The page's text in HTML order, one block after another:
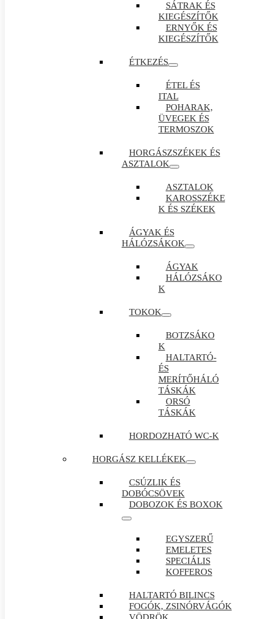
SÁTRAK ÉS
KIEGÉSZÍTŐK
ERNYŐK ÉS
KIEGÉSZÍTŐK
ÉTKEZÉS
ÉTEL ÉS
ITAL
POHARAK,
ÜVEGEK ÉS
TERMOSZOK
HORGÁSZSZÉKEK ÉS
ASZTALOK
ASZTALOK
KAROSSZÉKE
K ÉS SZÉKEK
ÁGYAK ÉS
HÁLÓZSÁKOK
ÁGYAK
HÁLÓZSÁKO
K
TOKOK
BOTZSÁKO
K
HALTARTÓ-
ÉS
MERÍTŐHÁLÓ
TÁSKÁK
ORSÓ
TÁSKÁK
HORDOZHATÓ WC-K
HORGÁSZ KELLÉKEK
CSÚZLIK ÉS
DOBÓCSÖVEK
DOBOZOK ÉS BOXOK
EGYSZERŰ
EMELETES
SPECIÁLIS
KOFFEROS
HALTARTÓ BILINCS
FOGÓK, ZSINÓRVÁGÓK